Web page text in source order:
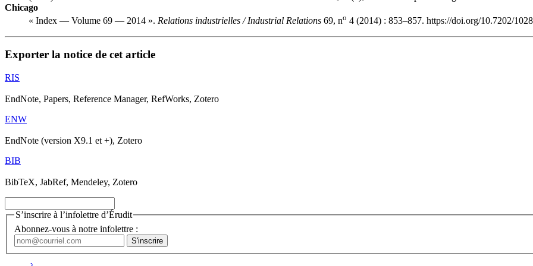
Chicago
« Index — Volume 69 — 2014 ». Relations industrielles / Industrial Relations 69, no 4 (2014) : 853–857. https://doi.org/10.7202/
Exporter la notice de cet article
RIS
EndNote, Papers, Reference Manager, RefWorks, Zotero
ENW
EndNote (version X9.1 et +), Zotero
BIB
BibTeX, JabRef, Mendeley, Zotero
S’inscrire à l’infolettre d’Érudit
Abonnez-vous à notre infolettre :